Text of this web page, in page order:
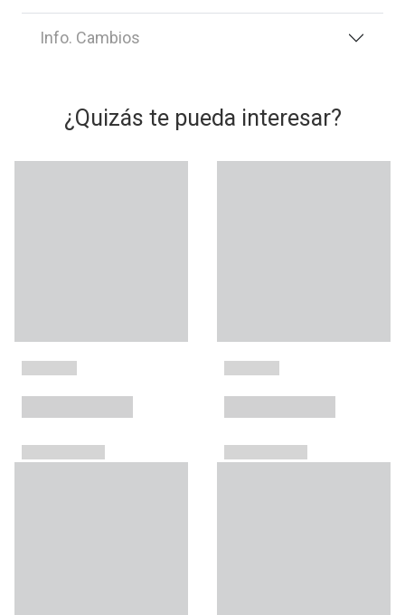
Info. Cambios
¿Quizás te pueda interesar?